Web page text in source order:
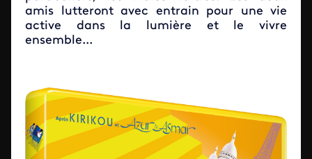
amis lutteront avec entrain pour une vie
active dans la lumière et le vivre
ensemble...